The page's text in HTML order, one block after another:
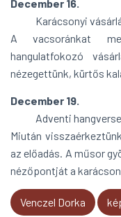
December 16.
Karácsonyi
A vacsoránkat
hangulatfokozó
nézegettünk, kürtős
December 19.
Adventi
Miután
az előadás. A műsor
nézőpontját a
Venczel Dorka